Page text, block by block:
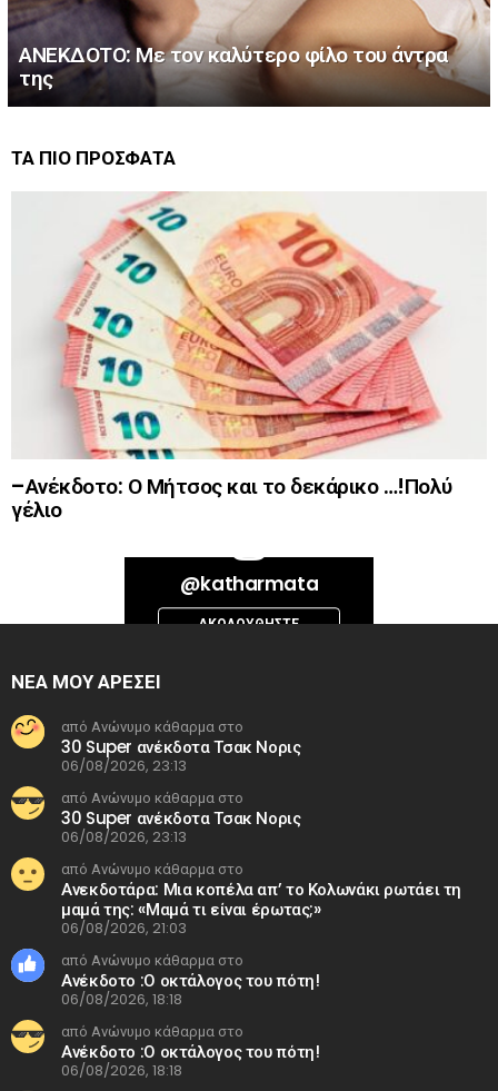
ΑΝΕΚΔΟΤΟ: Με τον καλύτερο φίλο του άντρα
της
ΤΑ ΠΙΟ ΠΡΟΣΦΑΤΑ
–Ανέκδοτο: Ο Μήτσος και το δεκάρικο …!Πολύ
γέλιο
Thursday, 06-Aug-26 13:14:09 PDT. The current time is Friday, 07-Aug-
@katharmata
ΑΚΟΛΟΥΘΉΣΤΕ
ΝΕΑ ΜΟΥ ΑΡΕΣΕΙ
από Ανώνυμο κάθαρμα στο
30 Super ανέκδοτα Τσακ Νορις
06/08/2026, 23:13
από Ανώνυμο κάθαρμα στο
30 Super ανέκδοτα Τσακ Νορις
06/08/2026, 23:13
από Ανώνυμο κάθαρμα στο
Ανεκδοτάρα: Μια κοπέλα απ’ το Κολωνάκι ρωτάει τη
μαμά της: «Μαμά τι είναι έρωτας;»
06/08/2026, 21:03
από Ανώνυμο κάθαρμα στο
Ανέκδοτο :Ο οκτάλογος του πότη!
06/08/2026, 18:18
από Ανώνυμο κάθαρμα στο
Ανέκδοτο :Ο οκτάλογος του πότη!
06/08/2026, 18:18